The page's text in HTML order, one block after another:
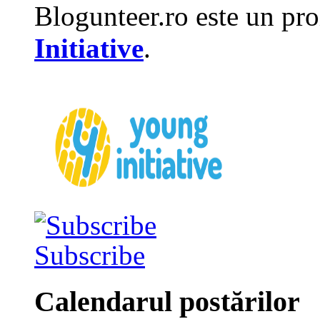
Blogunteer.ro este un
Initiative.
Subscribe
Calendarul postărilor